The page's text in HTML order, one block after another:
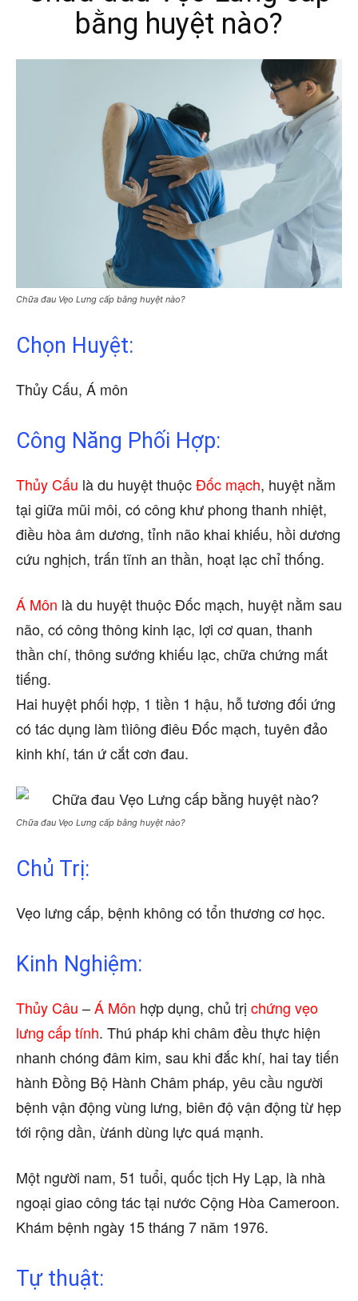
bằng huyệt nào?
Chữa đau Vẹo Lưng cấp bằng huyệt nào?
Chọn Huyệt:
Thủy Cấu, Á môn
Công Năng Phối Hợp:
Thủy Cấu là du huyệt thuộcĐốc mạch, huyệt nằm
tại giữa mũi môi, có công khư phong thanh nhiệt,
điều hòa âm dương, tỉnh não khai khiếu, hồi dương
cứu nghịch, trấn tĩnh an thần, hoạt lạc chỉ thống.
Á Môn là du huyệt thuộc Đốc mạch, huyệt nằm sau
não, có công thông kinh lạc, lợi cơ quan, thanh
thần chí, thông sướng khiếu lạc, chữa chứng mất
tiếng.
Hai huyệt phối hợp, 1 tiền 1 hậu, hỗ tương đối ứng
có tác dụng làm tìiông điêu Đốc mạch, tuyên đảo
kinh khí, tán ứ cắt cơn đau.
Chữa đau Vẹo Lưng cấp bằng huyệt nào?
Chủ Trị:
Vẹo lưng cấp, bệnh không có tổn thương cơ học.
Kinh Nghiệm:
Thủy Câu –Á Môn hợp dụng, chủ trị chứng vẹo
lưng cấp tính. Thú pháp khi châm đều thực hiện
nhanh chóng đâm kim, sau khi đắc khí, hai tay tiến
hành Đồng Bộ Hành Châm pháp, yêu cầu người
bệnh vận động vùng lưng, biên độ vận động từ hẹp
tới rộng dần, ừánh dùng lực quá mạnh.
Một người nam, 51 tuổi, quốc tịch Hy Lạp, là nhà
ngoại giao công tác tại nước Cộng Hòa Cameroon.
Khám bệnh ngày 15 tháng 7 năm 1976.
Tự thuật: